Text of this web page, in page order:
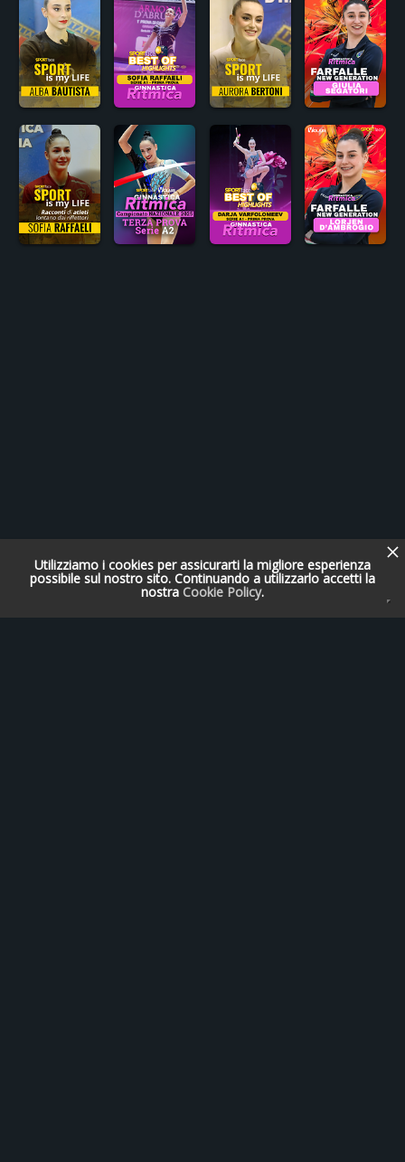
Utilizziamo i cookies per assicurarti la migliore esperienza
possibile sul nostro sito. Continuando a utilizzarlo accetti la
nostra Cookie Policy.